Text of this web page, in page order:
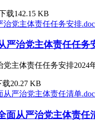
载142.15 KB
严治党主体责任任务
党主体责任任务安排2024
载20.27 KB
面从严治党主体责任